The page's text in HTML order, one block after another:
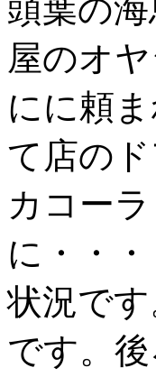
頭葉の
屋のオ
にに頼
て店の
カコー
に・・
状況で
です。